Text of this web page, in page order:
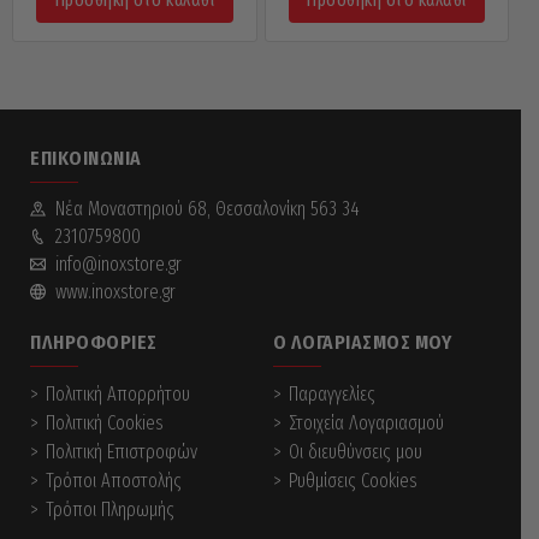
ΕΠΙΚΟΙΝΩΝΊΑ
Νέα Mοναστηριού 68, Θεσσαλονίκη 563 34
2310759800
info@inoxstore.gr
www.inoxstore.gr
ΠΛΗΡΟΦΟΡΊΕΣ
Πολιτική Απορρήτου
Πολιτική Cookies
Πολιτική Επιστροφών
Τρόποι Αποστολής
Τρόποι Πληρωμής
Ο ΛΟΓΑΡΙΑΣΜΌΣ ΜΟΥ
Παραγγελίες
Στοιχεία Λογαριασμού
Οι διευθύνσεις μου
Ρυθμίσεις Cookies